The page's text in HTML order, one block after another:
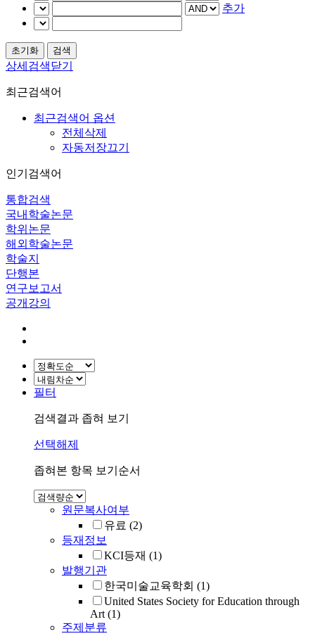
추가
상세검색닫기
최근검색어
최근검색어 옵션
전체삭제
자동저장끄기
인기검색어
통합검색
국내학술논문
학위논문
해외학술논문
학술지
단행본
연구보고서
공개강의
필터
검색결과 좁혀 보기
선택해제
좁혀본 항목 보기순서
원문복사여부
유료 (2)
등재정보
KCI등재 (1)
발행기관
한국미술교육학회 (1)
United States Society for Education through
Art (1)
주제분류